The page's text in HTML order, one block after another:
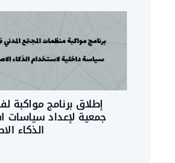
جمعية لإعداد سياسات
الذكاء